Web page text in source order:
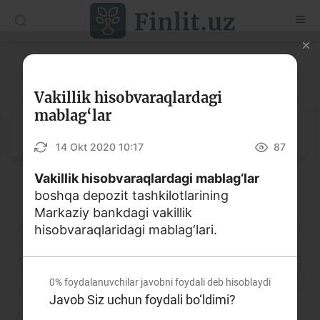
Рус
Maqolalar
O‘quv qo‘llanmalar
Lug‘at
Moliyaviy savodxonlik bo‘yicha kitoblar
Video
Loyihalar
Interaktiv xizmatlar
A B D E F
J K L M N
Vakillik hisobvaraqlardagi
mablag‘lar
14 Okt 2020 10:17 87
Vakillik hisobvaraqlardagi mablag‘lar
boshqa depozit tashkilotlarining
Markaziy bankdagi vakillik
hisobvaraqlaridagi mablag‘lari.
0%foydalanuvchilar javobni foydali deb hisoblaydi
Javob Siz uchun foydali bo‘ldimi?